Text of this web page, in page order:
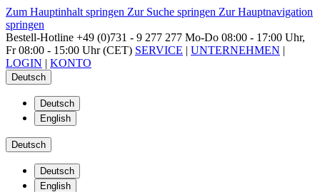
Zum Hauptinhalt springen Zur Suche springen Zur Hauptnavigation
springen
Bestell-Hotline +49 (0)731 - 9 277 277 Mo-Do 08:00 - 17:00 Uhr,
Fr 08:00 - 15:00 Uhr (CET) SERVICE | UNTERNEHMEN |
LOGIN | KONTO
Deutsch
Deutsch
English
Deutsch
Deutsch
English